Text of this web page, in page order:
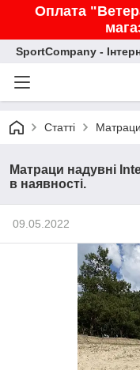
Оплата
SportCompany -
Статті
Матраци надувні
в наявності.
09.05.2022